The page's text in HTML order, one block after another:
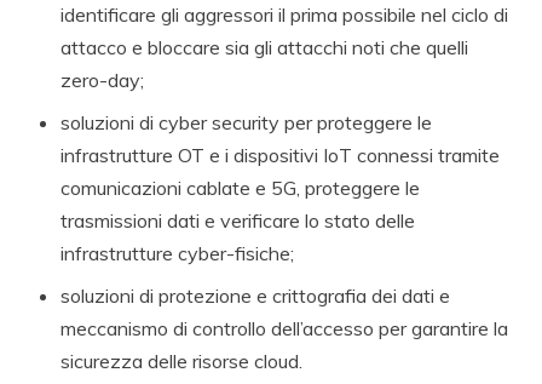
identificare gli aggressori il prima possibile nel ciclo di
attacco e bloccare sia gli attacchi noti che quelli
zero-day;
soluzioni di cyber security per proteggere le
infrastrutture OT e i dispositivi IoT connessi tramite
comunicazioni cablate e 5G, proteggere le
trasmissioni dati e verificare lo stato delle
infrastrutture cyber-fisiche;
soluzioni di protezione e crittografia dei dati e
meccanismo di controllo dell’accesso per garantire la
sicurezza delle risorse cloud.